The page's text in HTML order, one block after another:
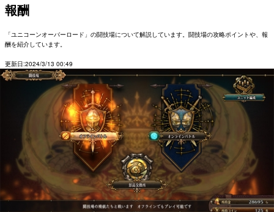
報酬
「ユニコーンオーバーロード」の闘技場について解説しています。闘技場の攻略ポイントや、報
酬を紹介しています。
更新日:2024/3/13 00:49